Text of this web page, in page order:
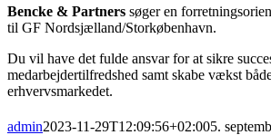
Bencke & Partners søger en
til GF Nordsjælland/Storkøbenhavn.
Du vil have det fulde ansvar for at sikre
medarbejdertilfredshed samt skabe vækst
erhvervsmarkedet.
admin2023-11-29T12:09:56+02:005.